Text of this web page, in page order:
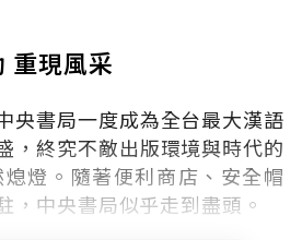
重現風采
央書局一度成為全台最大漢語
，終究不敵出版環境與時代的
燈。隨著便利商店、安全帽
，中央書局似乎走到盡頭。